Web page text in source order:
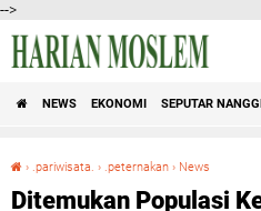
-->
NEWS EKONOMI SEPUTAR
› .pariwisata. › .peternakan › News
Ditemukan Populasi